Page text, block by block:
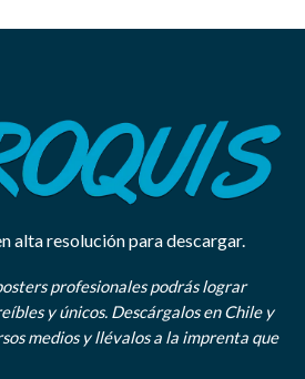
alta resolución para descargar.
profesionales podrás lograr
y únicos. Descárgalos en Chile y
medios y llévalos a la imprenta que